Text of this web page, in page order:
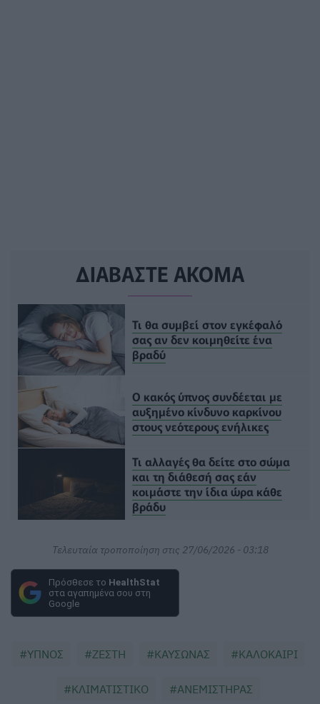
ΔΙΑΒΑΣΤΕ ΑΚΟΜΑ
Τι θα συμβεί στον εγκέφαλό
σας αν δεν κοιμηθείτε ένα
βραδύ
Ο κακός ύπνος συνδέεται με
αυξημένο κίνδυνο καρκίνου
στους νεότερους ενήλικες
Τι αλλαγές θα δείτε στο σώμα
και τη διάθεσή σας εάν
κοιμάστε την ίδια ώρα κάθε
βράδυ
Τελευταία τροποποίηση στις 27/06/2026 - 03:18
Πρόσθεσε το HealthStat
στα αγαπημένα σου στη
Google
ΥΠΝΟΣ ΖΕΣΤΗ ΚΑΥΣΩΝΑΣ ΚΑΛΟΚΑΙΡΙ
ΚΛΙΜΑΤΙΣΤΙΚΟ ΑΝΕΜΙΣΤΗΡΑΣ